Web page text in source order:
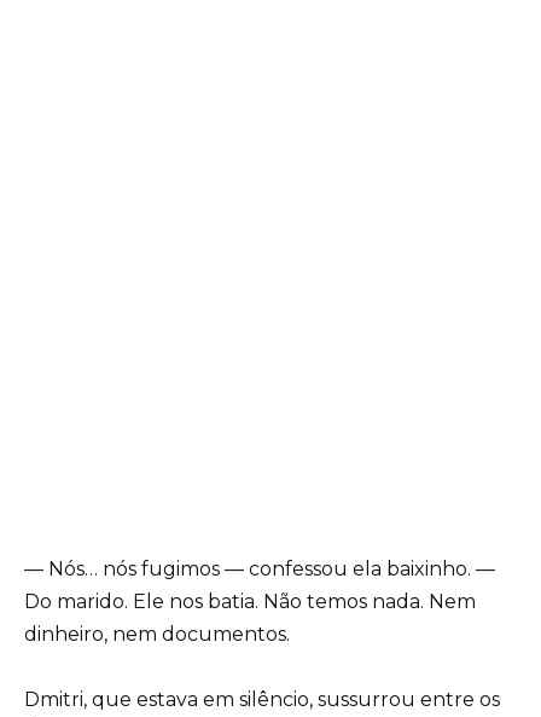
— Nós… nós fugimos — confessou ela baixinho. —
Do marido. Ele nos batia. Não temos nada. Nem
dinheiro, nem documentos.
Dmitri, que estava em silêncio, sussurrou entre os